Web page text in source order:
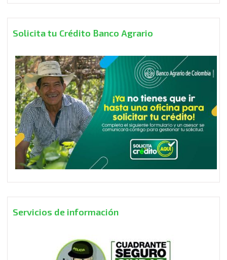
Solicita tu Crédito Banco Agrario
Servicios de información